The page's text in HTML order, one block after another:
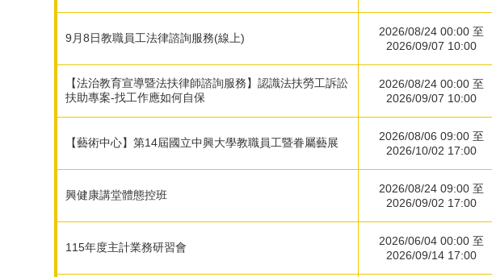
9月8日教職員工法律諮詢服務(線上)
2026/08/24 00:00 至
2026/09/07 10:00
【法治教育宣導暨法扶律師諮詢服務】認識法扶勞工訴訟
扶助專案-找工作應如何自保
2026/08/24 00:00 至
2026/09/07 10:00
【藝術中心】第14屆國立中興大學教職員工暨眷屬藝展
2026/08/06 09:00 至
2026/10/02 17:00
興健康講堂體態控班
2026/08/24 09:00 至
2026/09/02 17:00
115年度主計業務研習會
2026/06/04 00:00 至
2026/09/14 17:00